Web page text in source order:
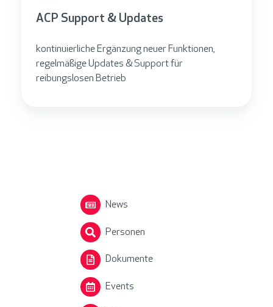
ACP Support & Updates
kontinuierliche Ergänzung neuer Funktionen,
regelmäßige Updates & Support für
reibungslosen Betrieb
News
Personen
Dokumente
Events